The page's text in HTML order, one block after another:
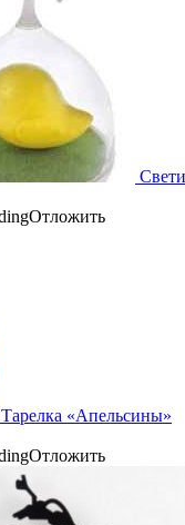
Отложить
Тарелка «Апельсины»
Отложить